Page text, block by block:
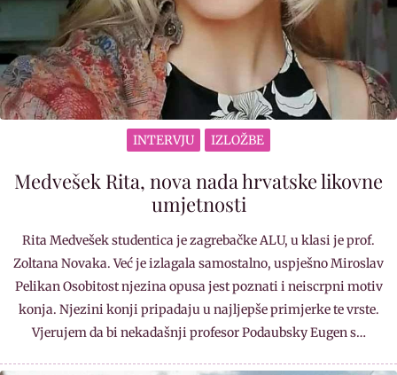
INTERVJU IZLOŽBE
Medvešek Rita, nova nada hrvatske likovne
umjetnosti
Rita Medvešek studentica je zagrebačke ALU, u klasi je prof.
Zoltana Novaka. Već je izlagala samostalno, uspješno Miroslav
Pelikan Osobitost njezina opusa jest poznati i neiscrpni motiv
konja. Njezini konji pripadaju u najljepše primjerke te vrste.
Vjerujem da bi nekadašnji profesor Podaubsky Eugen s…